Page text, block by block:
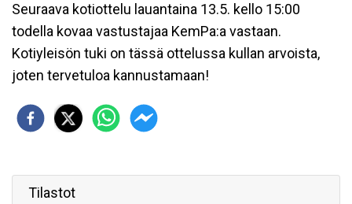
Seuraava kotiottelu lauantaina 13.5. kello 15:00
todella kovaa vastustajaa KemPa:a vastaan.
Kotiyleisön tuki on tässä ottelussa kullan arvoista,
joten tervetuloa kannustamaan!
Tilastot